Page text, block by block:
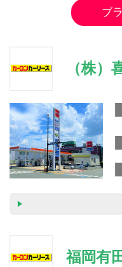
カーリース体験談
お役立ち記事
ブ
（株）
福岡有